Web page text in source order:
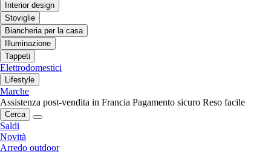
Interior design
Stoviglie
Biancheria per la casa
Illuminazione
Tappeti
Elettrodomestici
Lifestyle
Marche
Assistenza post-vendita in Francia Pagamento sicuro Reso facile
Cerca
Saldi
Novità
Arredo outdoor